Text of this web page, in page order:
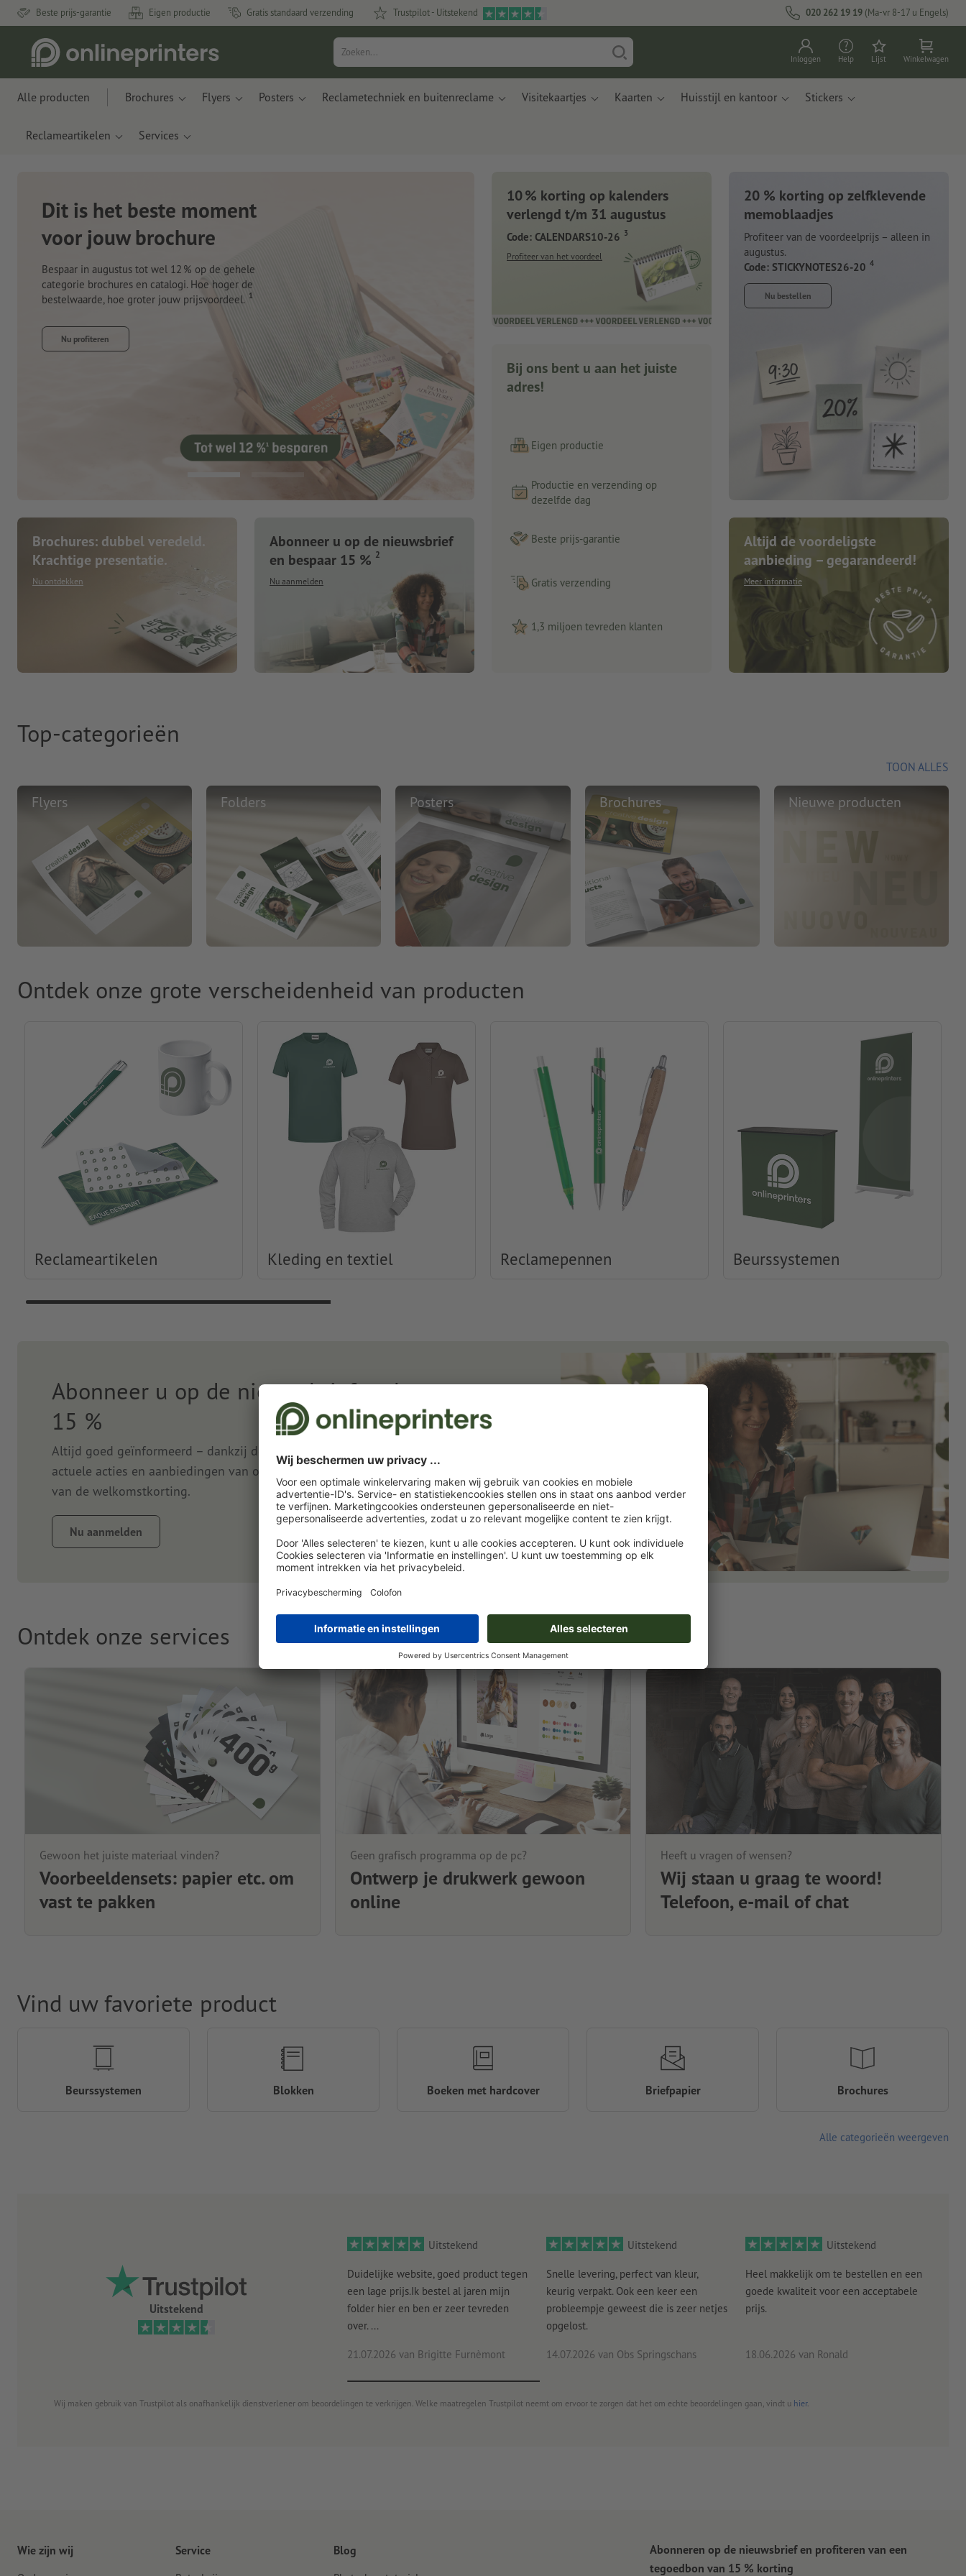
Beste prijs-garantie Eigen productie Gratis standaard verzending Trustpilot - Uitstekend 020 262 19 19 (Ma-vr 8-17 u Engels)
Inloggen Help Lijst Winkelwagen
Alle producten Brochures Flyers Posters Reclametechniek en buitenreclame Visitekaartjes Kaarten Huisstijl en kantoor Stickers
Reclameartikelen Services
Nieuwe notitieboeken
Met innovatieve materialen gemaakt van appelresten
Nu bestellen
Brochures: dubbel veredeld.
Krachtige presentatie.
Nu ontdekken
Abonneer u op de nieuwsbrief
en bespaar 15 % 2
Nu aanmelden
10 % korting op kalenders
verlengd t/m 31 augustus
Code: CALENDARS10-26 3
Profiteer van het voordeel
Bij ons bent u aan het juiste
adres!
Eigen productie
Productie en verzending op
dezelfde dag
Beste prijs-garantie
Gratis verzending
1,3 miljoen tevreden klanten
20 % korting op zelfklevende
memoblaadjes
Profiteer van de voordeelprijs – alleen in
augustus.
Code: STICKYNOTES26-20 4
Nu bestellen
Altijd de voordeligste
aanbieding – gegarandeerd!
Meer informatie
Top-categorieën
TOON ALLES
Flyers Folders Posters Brochures Nieuwe producten
Ontdek onze grote verscheidenheid van producten
Reclameartikelen Kleding en textiel Reclamepennen Beurssystemen
Abonneer u op de nieuwsbrief en bespaar
15 %
Altijd goed geïnformeerd – dankzij de nieuwsbrief. Wij houden u op de hoogte van
actuele acties en aanbiedingen van onze onlinedrukkerij. Abonneer u nu en profiteer
van de welkomstkorting.
Nu aanmelden
Ontdek onze services
Gewoon het juiste materiaal vinden?
Voorbeeldensets: papier etc. om
vast te pakken
Geen grafisch programma op de pc?
Ontwerp je drukwerk gewoon
online
Heeft u vragen of wensen?
Wij staan u graag te woord!
Telefoon, e-mail of chat
Uitstekend
Uitstekend
Duidelijke website, goed product tegen
een lage prijs.Ik bestel al jaren mijn
folder hier en ben er zeer tevreden
over. ...
21.07.2026 van Brigitte Furnèmont
Uitstekend
Snelle levering, perfect van kleur,
keurig verpakt. Ook een keer een
probleempje geweest die is zeer netjes
opgelost.
14.07.2026 van Obs Springschans
Uitstekend
Heel makkelijk om te bestellen en een
goede kwaliteit voor een acceptabele
prijs.
18.06.2026 van Ronald
Wij maken gebruik van Trustpilot als onafhankelijk dienstverlener om beoordelingen te verkrijgen. Welke maatregelen Trustpilot neemt om ervoor te zorgen dat het om echte beoordelingen gaan, vindt u hier.
Vind uw favoriete product
Beurssystemen Blokken Boeken met hardcover Briefpapier Brochures
Alle categorieën weergeven
Wie zijn wij Service Blog
Abonneren op de nieuwsbrief en profiteren van een
tegoedbon van 15 % korting